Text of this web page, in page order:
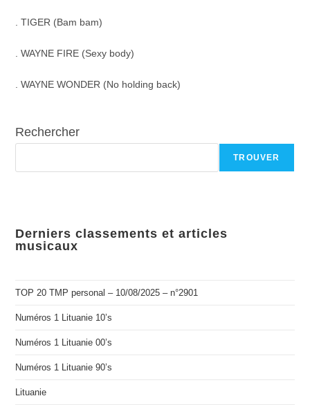
. TIGER (Bam bam)
. WAYNE FIRE (Sexy body)
. WAYNE WONDER (No holding back)
Rechercher
TROUVER
Derniers classements et articles
musicaux
TOP 20 TMP personal – 10/08/2025 – n°2901
Numéros 1 Lituanie 10’s
Numéros 1 Lituanie 00’s
Numéros 1 Lituanie 90’s
Lituanie